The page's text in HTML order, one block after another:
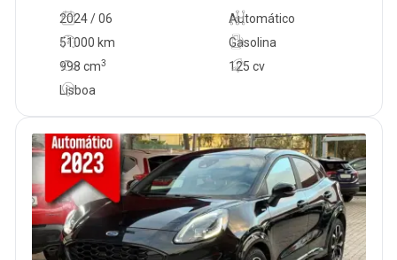
2024 / 06
Automático
51000 km
125 cv
Gasolina
998 cm3
Lisboa